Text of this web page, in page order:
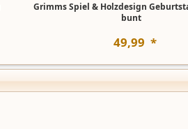
Grimms Spiel & Holzdesign
bunt
49,99 *